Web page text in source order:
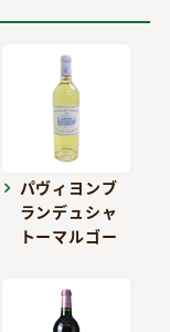
パヴィヨンブ
ランデュシャ
トーマルゴー